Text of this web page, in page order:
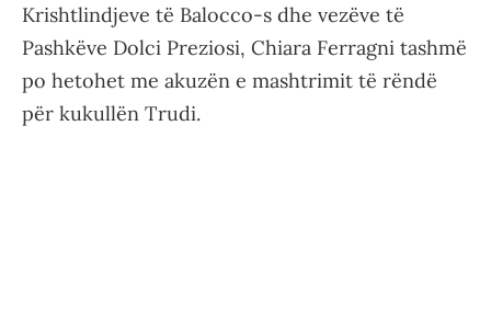
Krishtlindjeve të Balocco-s dhe vezëve të
Pashkëve Dolci Preziosi, Chiara Ferragni tashmë
po hetohet me akuzën e mashtrimit të rëndë
për kukullën Trudi.